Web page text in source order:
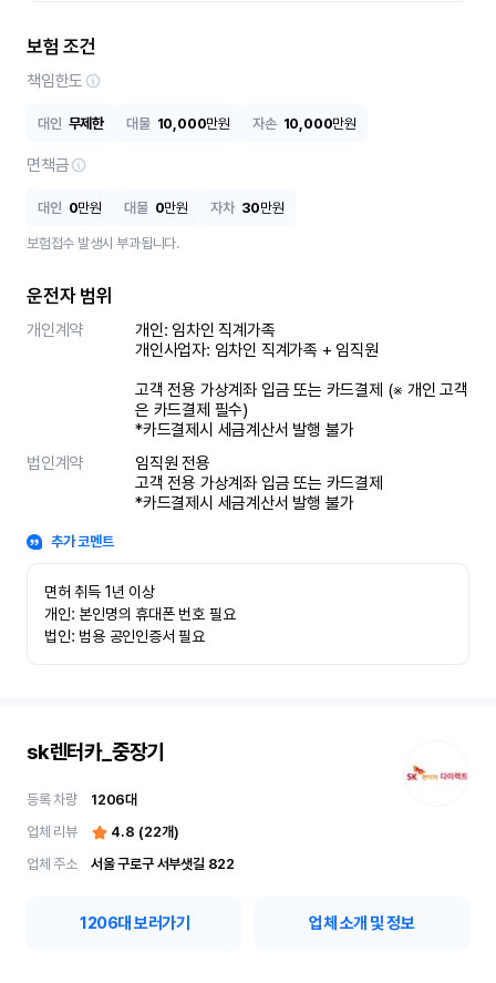
보험 조건
책임한도
대인 무제한 대물 10,000만원 자손 10,000만원
면책금
대인 0만원 대물 0만원 자차 30만원
보험접수 발생시 부과됩니다.
운전자 범위
개인계약
개인: 임차인 직계가족
개인사업자: 임차인 직계가족 + 임직원
고객 전용 가상계좌 입금 또는 카드결제 (※ 개인 고객
은 카드결제 필수)
*카드결제시 세금계산서 발행 불가
법인계약
임직원 전용
고객 전용 가상계좌 입금 또는 카드결제
*카드결제시 세금계산서 발행 불가
추가 코멘트
면허 취득 1년 이상
개인: 본인명의 휴대폰 번호 필요
법인: 범용 공인인증서 필요
sk렌터카_중장기
등록 차량 1206대
업체 리뷰
4.8 (22개)
업체 주소
서울 구로구 서부샛길 822
1206대 보러가기 업체 소개 및 정보